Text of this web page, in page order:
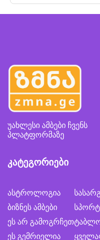
უახლესი ამბები ჩვენს
პლატფორმაზე
კატეგორიები
ასტროლოგია
ბიზნეს ამბები
ეს არ გამოგრჩეთ
ეს გემრიელია